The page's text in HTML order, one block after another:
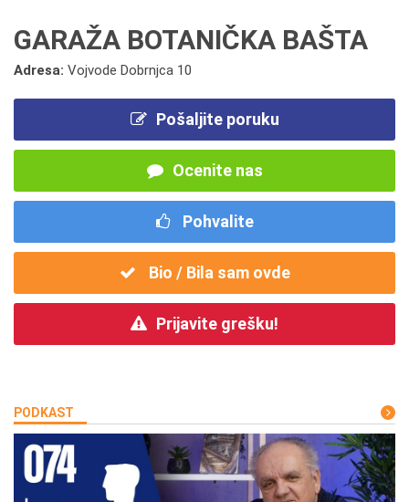
GARAŽA BOTANIČKA BAŠTA
Adresa: Vojvode Dobrnjca 10
Pošaljite poruku
Ocenite nas
Pohvalite
Bio / Bila sam ovde
Prijavite grešku!
PODKAST